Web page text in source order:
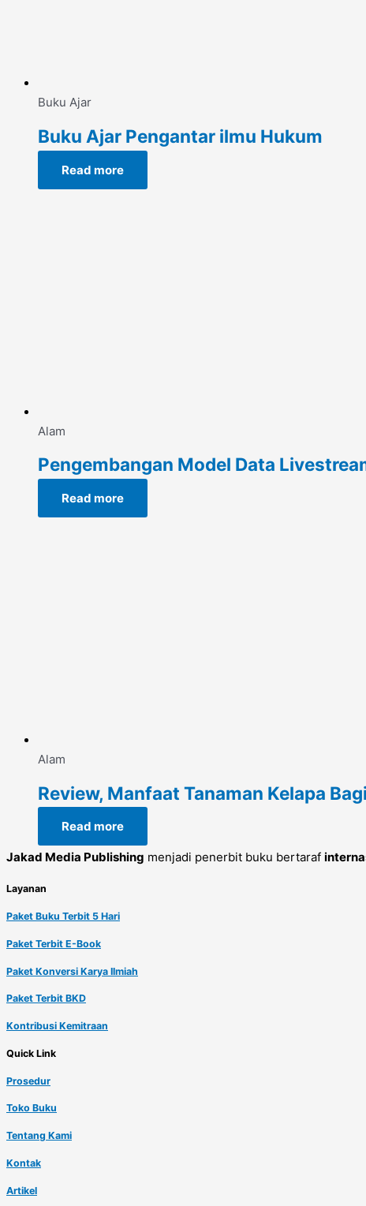
Buku Ajar
Buku Ajar Pengantar ilmu Hukum
Read more
Alam
Pengembangan Model Data
Read more
Alam
Review, Manfaat Tanaman Kelapa
Read more
Jakad Media Publishing menjadi penerbit buku bertaraf
Layanan
Paket Buku Terbit 5 Hari
Paket Terbit E-Book
Paket Konversi Karya Ilmiah
Paket Terbit BKD
Kontribusi Kemitraan
Quick Link
Prosedur
Toko Buku
Tentang Kami
Kontak
Artikel